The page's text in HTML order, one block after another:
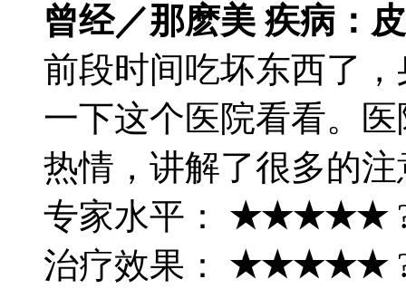
曾经／那麽美 疾病：
前段时间吃坏东西了
一下这个医院看看。
热情，讲解了很多的
专家水平： ★★★★★
治疗效果： ★★★★★